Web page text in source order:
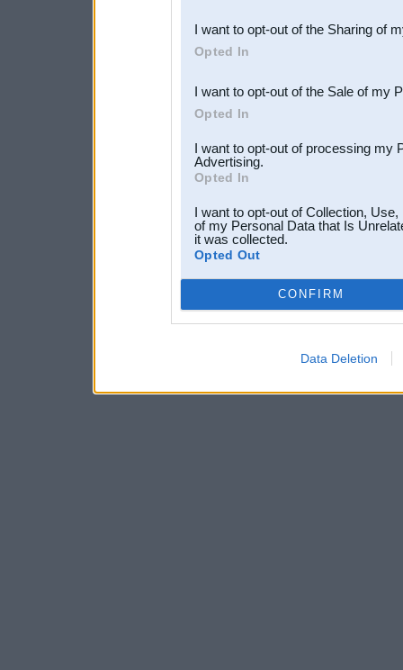
Downstream Participants
third parties.
I want to opt-out of the Sharing of
Opted In
I want to opt-out of the Sale of my
Opted In
I want to opt-out of processing my
Advertising.
Opted In
I want to opt-out of Collection,
of my Personal Data that Is
it was collected.
Opted Out
CONFIRM
Data Deletion